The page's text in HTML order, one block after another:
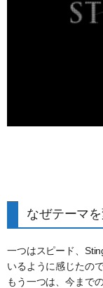
なぜテーマ
一つはスピード、
いるように感じたの
もう一つは、今まで